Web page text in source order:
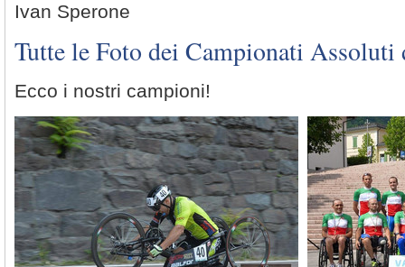
Ivan Sperone
Tutte le Foto dei Campionati Assoluti
Ecco i nostri campioni!